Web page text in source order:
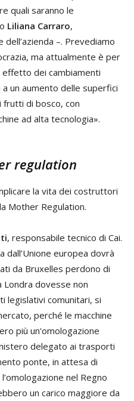
quali saranno le
Liliana Carraro,
–. Prevediamo
ma attualmente è per
dei cambiamenti
un aumento delle superfici
frutti di bosco, con
ad alta tecnologia».
regulation
la vita dei costruttori
Mother Regulation.
, responsabile tecnico di Cai.
dall’Unione europea dovrà
da Bruxelles perdono di
Londra dovesse non
legislativi comunitari, si
perché le macchine
più un'omologazione
delegato ai trasporti
ponte, in attesa di
nel Regno
un carico maggiore da